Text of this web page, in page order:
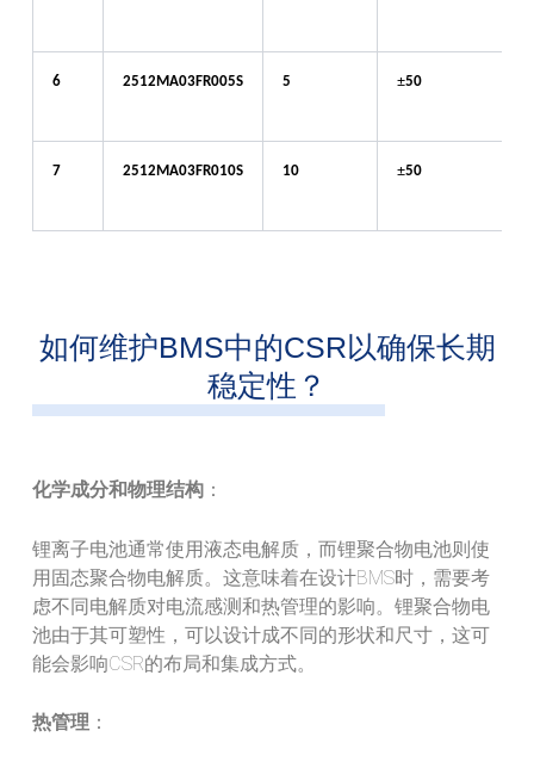
6 2512MA03FR005S 5 ±50
7 2512MA03FR010S 10 ±50
如何维护BMS中的CSR以确保长期
稳定性？
化学成分和物理结构：
锂离子电池通常使用液态电解质，而锂聚合物电池则使
用固态聚合物电解质。这意味着在设计BMS时，需要考
虑不同电解质对电流感测和热管理的影响。锂聚合物电
池由于其可塑性，可以设计成不同的形状和尺寸，这可
能会影响CSR的布局和集成方式。
热管理 ：